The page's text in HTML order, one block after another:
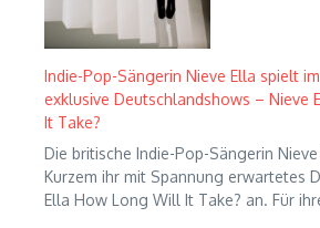
Indie-Pop-Sängerin Nieve Ella spielt
exklusive Deutschlandshows – Nieve
It Take?
Die britische Indie-Pop-Sängerin
Kurzem ihr mit Spannung erwartetes
Ella How Long Will It Take? an. Für